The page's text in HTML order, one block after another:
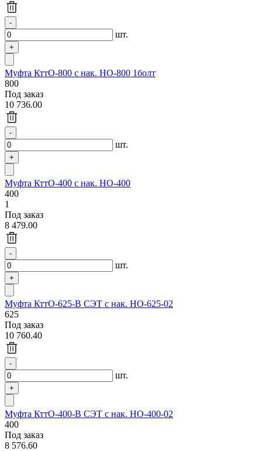
шт.
Муфта КттО-800 с нак. НО-800 1болт
800
Под заказ
10 736.00
шт.
Муфта КттО-400 с нак. НО-400
400
1
Под заказ
8 479.00
шт.
Муфта КттО-625-В СЭТ с нак. НО-625-02
625
Под заказ
10 760.40
шт.
Муфта КттО-400-В СЭТ с нак. НО-400-02
400
Под заказ
8 576.60